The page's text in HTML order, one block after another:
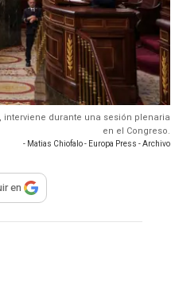
interviene durante una sesión plenaria
en el Congreso.
- Matias Chiofalo - Europa Press - Archivo
compartir
en